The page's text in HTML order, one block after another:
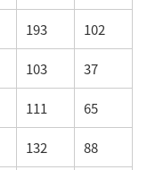
193 102
103 37
111 65
132 88